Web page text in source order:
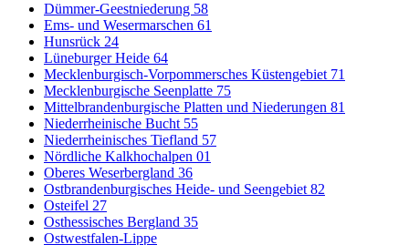
Dümmer-Geestniederung 58
Ems- und Wesermarschen 61
Hunsrück 24
Lüneburger Heide 64
Mecklenburgisch-Vorpommersches Küstengebiet 71
Mecklenburgische Seenplatte 75
Mittelbrandenburgische Platten und Niederungen 81
Niederrheinische Bucht 55
Niederrheinisches Tiefland 57
Nördliche Kalkhochalpen 01
Oberes Weserbergland 36
Ostbrandenburgisches Heide- und Seengebiet 82
Osteifel 27
Osthessisches Bergland 35
Ostwestfalen-Lippe